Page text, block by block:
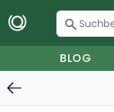
BLOG